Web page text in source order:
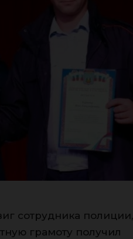
сотрудника полиции,
грамоту получил